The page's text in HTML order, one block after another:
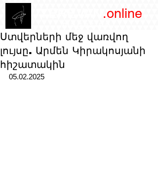
.online
Ստվերների մեջ վառվող
լույսը. Արմեն Կիրակոսյանի
հիշատակին
05.02.2025